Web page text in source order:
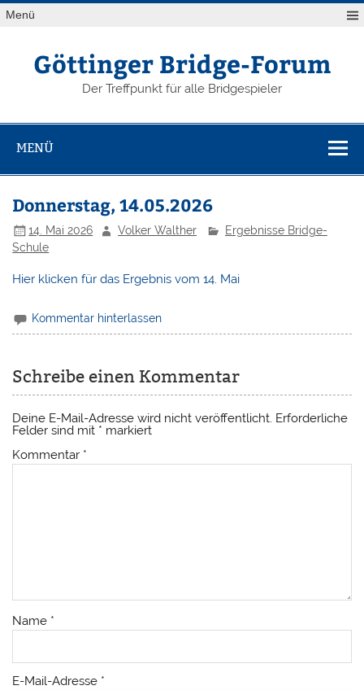
Zum
Inhalt
Menü
Göttinger Bridge-Forum
Der Treffpunkt für alle Bridgespieler
MENÜ
Donnerstag, 14.05.2026
14. Mai 2026 Volker Walther
Ergebnisse Bridge-
Schule
Hier klicken für das Ergebnis vom 14. Mai
Kommentar hinterlassen
Schreibe einen Kommentar
Deine E-Mail-Adresse wird nicht veröffentlicht. Erforderliche
Felder sind mit * markiert
Kommentar *
Name *
E-Mail-Adresse *